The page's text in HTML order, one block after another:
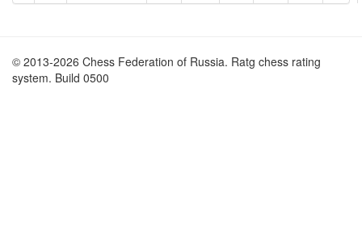
© 2013-2026 Chess Federation of Russia. Ratg chess rating
system. Build 0500